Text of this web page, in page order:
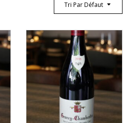
Tri Par Défaut